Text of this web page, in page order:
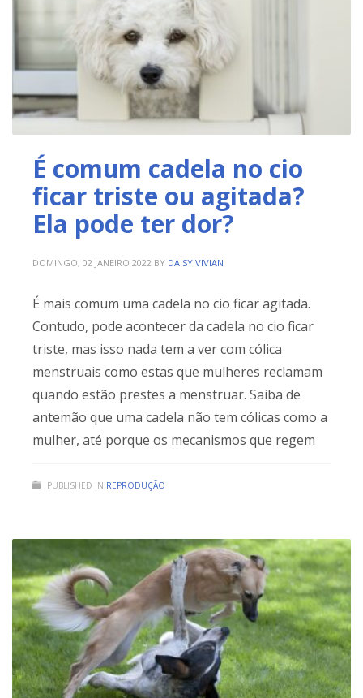
É comum cadela no cio
ficar triste ou agitada?
Ela pode ter dor?
DOMINGO, 02 JANEIRO 2022 BY DAISY VIVIAN
É mais comum uma cadela no cio ficar agitada.
Contudo, pode acontecer da cadela no cio ficar
triste, mas isso nada tem a ver com cólica
menstruais como estas que mulheres reclamam
quando estão prestes a menstruar. Saiba de
antemão que uma cadela não tem cólicas como a
mulher, até porque os mecanismos que regem
PUBLISHED IN REPRODUÇÃO